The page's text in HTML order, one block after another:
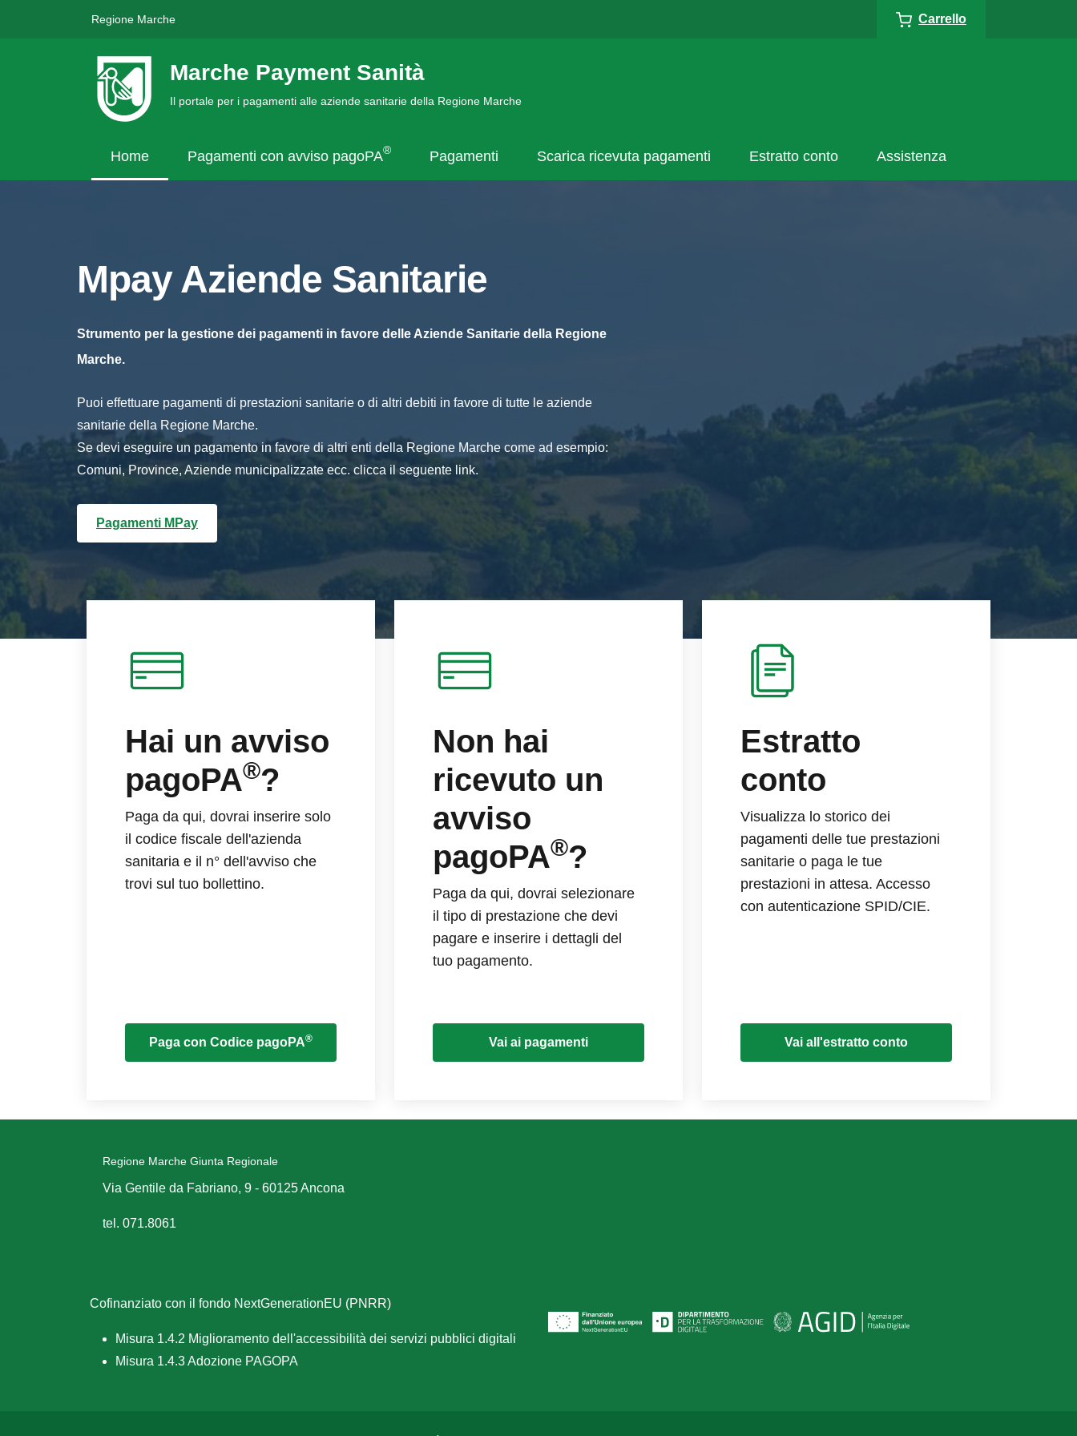
Regione Marche Carrello
Marche Payment Sanità
Il portale per i pagamenti alle aziende sanitarie della Regione Marche
Home Pagamenti con avviso pagoPA® Pagamenti Scarica ricevuta pagamenti Estratto conto Assistenza
Mpay Aziende Sanitarie
Strumento per la gestione dei pagamenti in favore delle Aziende Sanitarie della Regione
Marche.
Puoi effettuare pagamenti di prestazioni sanitarie o di altri debiti in favore di tutte le aziende
sanitarie della Regione Marche.
Se devi eseguire un pagamento in favore di altri enti della Regione Marche come ad esempio:
Comuni, Province, Aziende municipalizzate ecc. clicca il seguente link.
Pagamenti MPay
Hai un avviso
pagoPA®?
Paga da qui, dovrai inserire solo
il codice fiscale dell'azienda
sanitaria e il n° dell'avviso che
trovi sul tuo bollettino.
Paga con Codice pagoPA®
Non hai
ricevuto un
avviso
pagoPA®?
Paga da qui, dovrai selezionare
il tipo di prestazione che devi
pagare e inserire i dettagli del
tuo pagamento.
Vai ai pagamenti
Estratto
conto
Visualizza lo storico dei
pagamenti delle tue prestazioni
sanitarie o paga le tue
prestazioni in attesa. Accesso
con autenticazione SPID/CIE.
Vai all'estratto conto
Regione Marche Giunta Regionale
Via Gentile da Fabriano, 9 - 60125 Ancona
tel. 071.8061
Cofinanziato con il fondo NextGenerationEU (PNRR)
Misura 1.4.2 Miglioramento dell'accessibilità dei servizi pubblici digitali
Misura 1.4.3 Adozione PAGOPA